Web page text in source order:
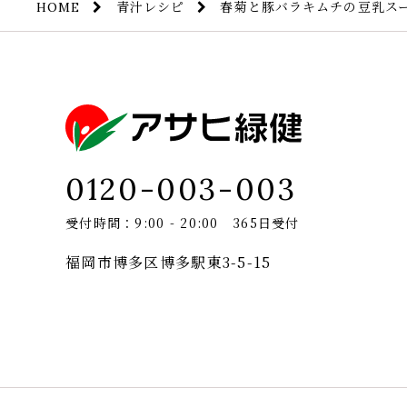
HOME 青汁レシピ 春菊と豚バラキムチの豆乳ス
0120-003-003
受付時間：9:00 - 20:00 365日受付
福岡市博多区博多駅東3-5-15